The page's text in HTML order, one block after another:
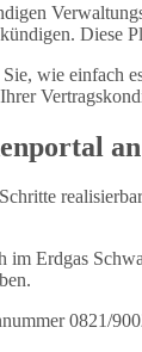
wie
an
Erdgas
0821/